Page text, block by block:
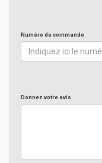
Numéro de commande
Donnez votre avis